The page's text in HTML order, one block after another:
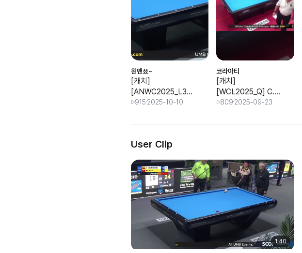
원맨쑈~
[캐치]
[ANWC2025_L32]
H.J. KIM vs N.
915 2025-10-10
코라아티
[캐치]
[WCL2025_Q] C.
SOERENSEN vs
8092025-09-23
User Clip
1:40